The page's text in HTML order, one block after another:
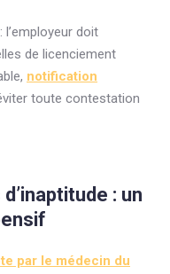
: l’employeur doit
de licenciement
notification
toute contestation
: un
par le médecin du